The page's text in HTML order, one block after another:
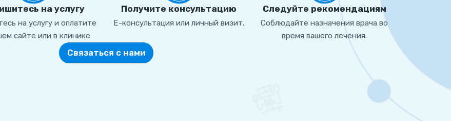
на услугу
на услугу и оплатите
сайте или в клинике
Получите консультацию
Е-консультация или личный визит.
Cледуйте рекомендациям
Соблюдайте назначения врача во
время вашего лечения.
Связаться с нами